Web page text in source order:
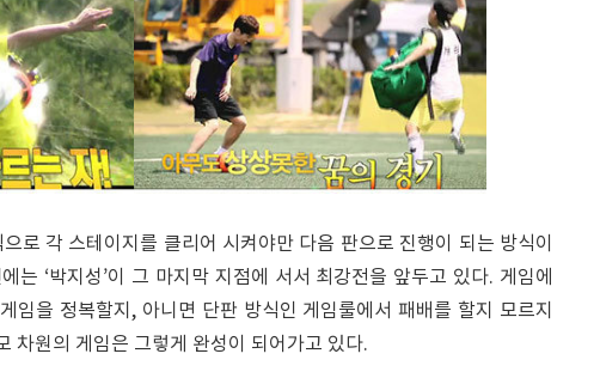
로 각 스테이지를 클리어 시켜야만 다음 판으로 진행이 되는 방식이
는 ‘박지성’이 그 마지막 지점에 서서 최강전을 앞두고 있다. 게임에
임을 정복할지, 아니면 단판 방식인 게임룰에서 패배를 할지 모르지
차원의 게임은 그렇게 완성이 되어가고 있다.